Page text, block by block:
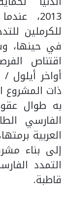
2013،
للكرملين
في حينها،
اقتناص
ذات
به طوال
الفارسي
العربية
إلى بناء
التمدد
قاطبة.